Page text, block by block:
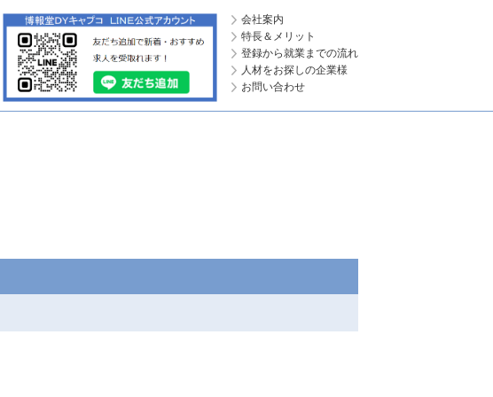
会社案内
特長＆メリット
登録から就業までの流れ
人材をお探しの企業様
お問い合わせ